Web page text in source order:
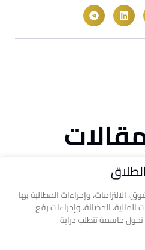
الالتزامات، وإجراءات المطالبة بها
الحضانة، وإجراءات رفع
حاسمة تتطلب دراية